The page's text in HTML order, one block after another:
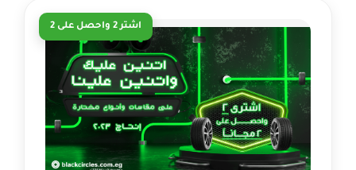
اشتر 2 واحصل على 2